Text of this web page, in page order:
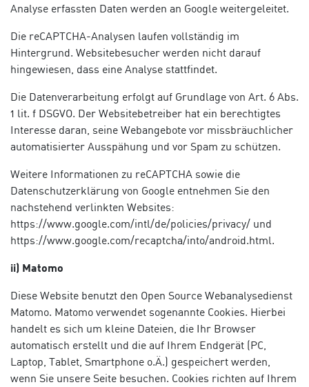
Analyse erfassten Daten werden an Google weitergeleitet.
Die reCAPTCHA-Analysen laufen vollständig im
Hintergrund. Websitebesucher werden nicht darauf
hingewiesen, dass eine Analyse stattfindet.
Die Datenverarbeitung erfolgt auf Grundlage von Art. 6 Abs.
1 lit. f DSGVO. Der Websitebetreiber hat ein berechtigtes
Interesse daran, seine Webangebote vor missbräuchlicher
automatisierter Ausspähung und vor Spam zu schützen.
Weitere Informationen zu reCAPTCHA sowie die
Datenschutzerklärung von Google entnehmen Sie den
nachstehend verlinkten Websites:
https://www.google.com/intl/de/policies/privacy/ und
https://www.google.com/recaptcha/into/android.html.
ii) Matomo
Diese Website benutzt den Open Source Webanalysedienst
Matomo. Matomo verwendet sogenannte Cookies. Hierbei
handelt es sich um kleine Dateien, die Ihr Browser
automatisch erstellt und die auf Ihrem Endgerät (PC,
Laptop, Tablet, Smartphone o.Ä.) gespeichert werden,
wenn Sie unsere Seite besuchen. Cookies richten auf Ihrem